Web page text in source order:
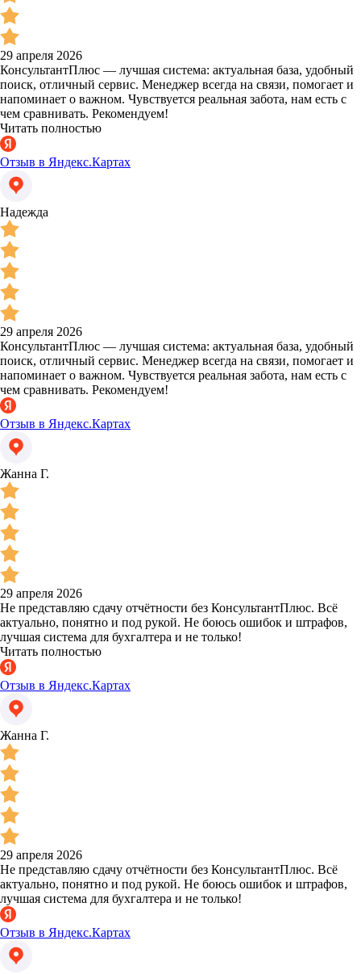
29 апреля 2026
КонсультантПлюс — лучшая система: актуальная база, удобный
поиск, отличный сервис. Менеджер всегда на связи, помогает и
напоминает о важном. Чувствуется реальная забота, нам есть с
чем сравнивать. Рекомендуем!
Читать полностью
Отзыв в Яндекс.Картах
Надежда
29 апреля 2026
КонсультантПлюс — лучшая система: актуальная база, удобный
поиск, отличный сервис. Менеджер всегда на связи, помогает и
напоминает о важном. Чувствуется реальная забота, нам есть с
чем сравнивать. Рекомендуем!
Отзыв в Яндекс.Картах
Жанна Г.
29 апреля 2026
Не представляю сдачу отчётности без КонсультантПлюс. Всё
актуально, понятно и под рукой. Не боюсь ошибок и штрафов,
лучшая система для бухгалтера и не только!
Читать полностью
Отзыв в Яндекс.Картах
Жанна Г.
29 апреля 2026
Не представляю сдачу отчётности без КонсультантПлюс. Всё
актуально, понятно и под рукой. Не боюсь ошибок и штрафов,
лучшая система для бухгалтера и не только!
Отзыв в Яндекс.Картах